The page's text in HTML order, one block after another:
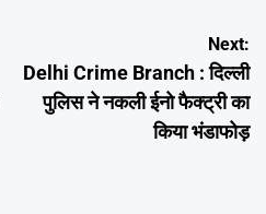
Next:
Delhi Crime Branch : दिल्ली
पुलिस ने नकली ईनो फैक्ट्री का
किया भंडाफोड़